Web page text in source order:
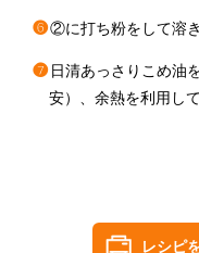
❻②に打ち粉をして溶
❼ 日清あっさりこめ油
安）、余熱を利用し
レシピ